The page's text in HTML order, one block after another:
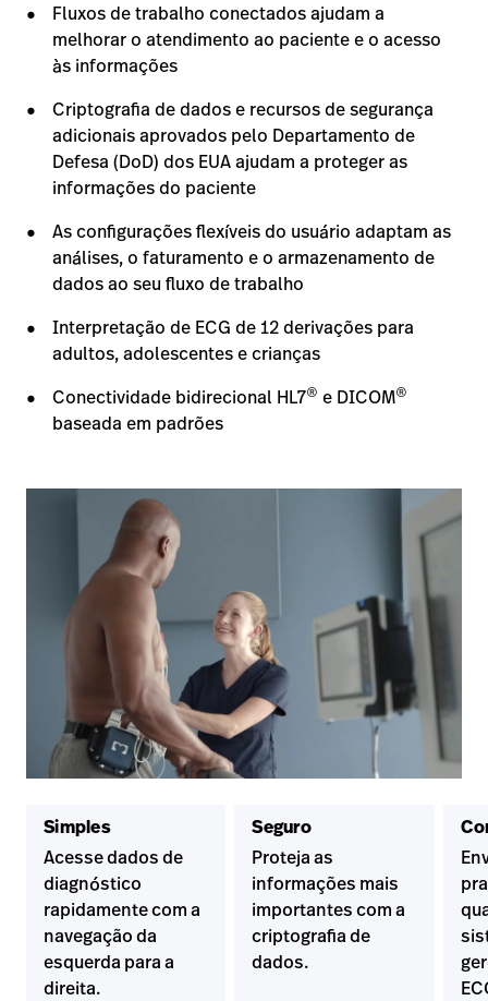
Fluxos de trabalho conectados ajudam a
melhorar o atendimento ao paciente e o acesso
às informações
Criptografia de dados e recursos de segurança
adicionais aprovados pelo Departamento de
Defesa (DoD) dos EUA ajudam a proteger as
informações do paciente
As configurações flexíveis do usuário adaptam as
análises, o faturamento e o armazenamento de
dados ao seu fluxo de trabalho
Interpretação de ECG de 12 derivações para
adultos, adolescentes e crianças
Conectividade bidirecional HL7® e DICOM®
baseada em padrões
Simples
Acesse dados de
diagnóstico
rapidamente com a
navegação da
esquerda para a
direita.
Seguro
Proteja as
informações mais
importantes com a
criptografia de
dados.